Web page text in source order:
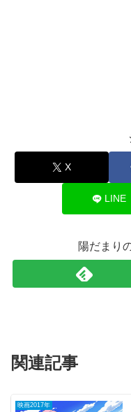
X
LINE
陽だまり
関連記事
映画2017年